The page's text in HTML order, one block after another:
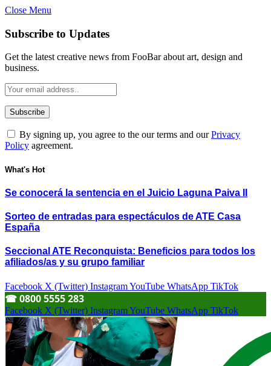
Close Menu
Subscribe to Updates
Get the latest creative news from FooBar about art, design and
business.
By signing up, you agree to the our terms and ourPrivacy
Policy agreement.
What's Hot
Se conocerá la sentencia en el Juicio Laguna Paiva II
Sorteo de entradas para espectáculos de ATE Casa
España
Seccional ATE Reconquista: Beneficios para todos los
afiliados/as y su grupo familiar
Facebook X (Twitter) InstagramYouTube WhatsApp TikTok
☎︎ 0800 5555 283
Facebook X (Twitter) InstagramYouTube WhatsApp TikTok